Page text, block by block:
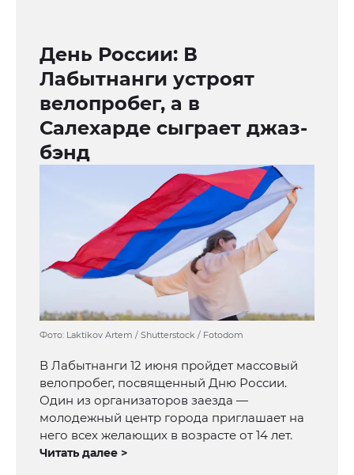
День России: В
Лабытнанги устроят
велопробег, а в
Салехарде сыграет джаз-
бэнд
Фото: Laktikov Artem / Shutterstock / Fotodom
В Лабытнанги 12 июня пройдет массовый
велопробег, посвященный Дню России.
Один из организаторов заезда —
молодежный центр города приглашает на
него всех желающих в возрасте от 14 лет.
Читать далее >